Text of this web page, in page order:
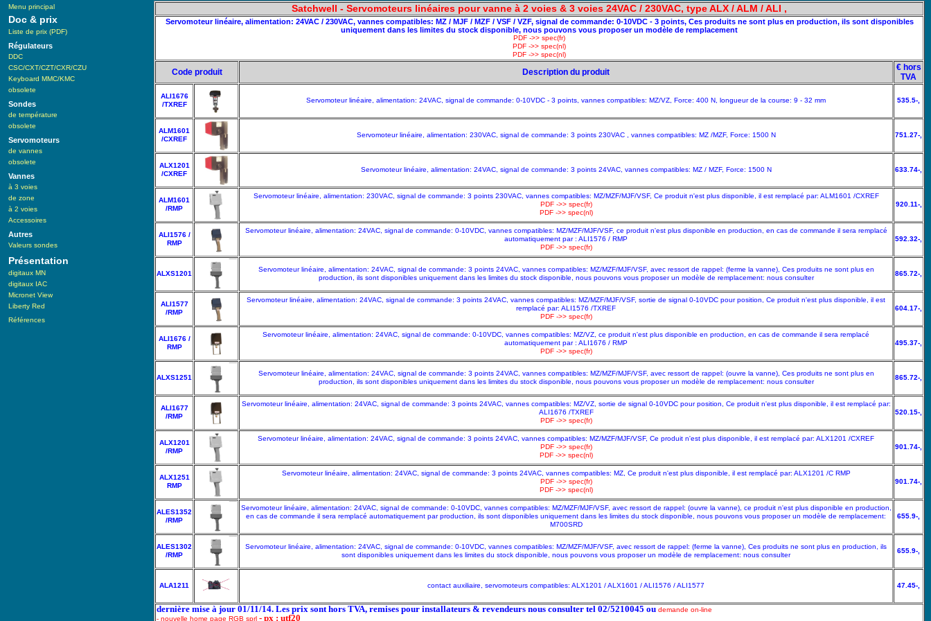
Menu principal
Doc & prix
Liste de prix (PDF)
Régulateurs
DDC
CSC/CXT/CZT/CXR/CZU
Keyboard MMC/KMC
obsolete
Sondes
de température
obsolete
Servomoteurs
de vannes
obsolete
Vannes
à 3 voies
de zone
à 2 voies
Accessoires
Autres
Valeurs sondes
Présentation
digitaux MN
digitaux IAC
Micronet View
Liberty Red
Références
Satchwell - Servomoteurs linéaires pour vanne à 2 voies & 3 voies 24VAC / 230VAC, type ALX / ALM / ALI ,
Servomoteur linéaire, alimentation: 24VAC / 230VAC, vannes compatibles: MZ / MJF / MZF / VSF / VZF, signal de commande: 0-10VDC - 3 points, Ces produits ne sont plus en production, ils sont disponibles
uniquement dans les limites du stock disponible, nous pouvons vous proposer un modèle de remplacement
PDF ->> spec(fr)
PDF ->> spec(nl)
PDF ->> spec(nl)
Code produit Description du produit
€ hors
TVA
ALI1676
/TXREF
Servomoteur linéaire, alimentation: 24VAC, signal de commande: 0-10VDC - 3 points, vannes compatibles: MZ/VZ, Force: 400 N, longueur de la course: 9 - 32 mm 535.5-,
ALM1601
/CXREF
Servomoteur linéaire, alimentation: 230VAC, signal de commande: 3 points 230VAC , vannes compatibles: MZ /MZF, Force: 1500 N 751.27-,
ALX1201
/CXREF
Servomoteur linéaire, alimentation: 24VAC, signal de commande: 3 points 24VAC, vannes compatibles: MZ / MZF, Force: 1500 N 633.74-,
ALM1601
/RMP
Servomoteur linéaire, alimentation: 230VAC, signal de commande: 3 points 230VAC, vannes compatibles: MZ/MZF/MJF/VSF, Ce produit n'est plus disponible, il est remplacé par: ALM1601 /CXREF
PDF ->> spec(fr)
PDF ->> spec(nl)
920.11-,
ALI1576 /
RMP
Servomoteur linéaire, alimentation: 24VAC, signal de commande: 0-10VDC, vannes compatibles: MZ/MZF/MJF/VSF, ce produit n'est plus disponible en production, en cas de commande il sera remplacé
automatiquement par : ALI1576 / RMP
PDF ->> spec(fr)
592.32-,
ALXS1201
Servomoteur linéaire, alimentation: 24VAC, signal de commande: 3 points 24VAC, vannes compatibles: MZ/MZF/MJF/VSF, avec ressort de rappel: (ferme la vanne), Ces produits ne sont plus en
production, ils sont disponibles uniquement dans les limites du stock disponible, nous pouvons vous proposer un modèle de remplacement: nous consulter
865.72-,
ALI1577
/RMP
Servomoteur linéaire, alimentation: 24VAC, signal de commande: 3 points 24VAC, vannes compatibles: MZ/MZF/MJF/VSF, sortie de signal 0-10VDC pour position, Ce produit n'est plus disponible, il est
remplacé par: ALI1576 /TXREF
PDF ->> spec(fr)
604.17-,
ALI1676 /
RMP
Servomoteur linéaire, alimentation: 24VAC, signal de commande: 0-10VDC, vannes compatibles: MZ/VZ, ce produit n'est plus disponible en production, en cas de commande il sera remplacé
automatiquement par : ALI1676 / RMP
PDF ->> spec(fr)
495.37-,
ALXS1251
Servomoteur linéaire, alimentation: 24VAC, signal de commande: 3 points 24VAC, vannes compatibles: MZ/MZF/MJF/VSF, avec ressort de rappel: (ouvre la vanne), Ces produits ne sont plus en
production, ils sont disponibles uniquement dans les limites du stock disponible, nous pouvons vous proposer un modèle de remplacement: nous consulter
865.72-,
ALI1677
/RMP
Servomoteur linéaire, alimentation: 24VAC, signal de commande: 3 points 24VAC, vannes compatibles: MZ/VZ, sortie de signal 0-10VDC pour position, Ce produit n'est plus disponible, il est remplacé par:
ALI1676 /TXREF
PDF ->> spec(fr)
520.15-,
ALX1201
/RMP
Servomoteur linéaire, alimentation: 24VAC, signal de commande: 3 points 24VAC, vannes compatibles: MZ/MZF/MJF/VSF, Ce produit n'est plus disponible, il est remplacé par: ALX1201 /CXREF
PDF ->> spec(fr)
PDF ->> spec(nl)
901.74-,
ALX1251
RMP
Servomoteur linéaire, alimentation: 24VAC, signal de commande: 3 points 24VAC, vannes compatibles: MZ, Ce produit n'est plus disponible, il est remplacé par: ALX1201 /C RMP
PDF ->> spec(fr)
PDF ->> spec(nl)
901.74-,
ALES1352
/RMP
Servomoteur linéaire, alimentation: 24VAC, signal de commande: 0-10VDC, vannes compatibles: MZ/MZF/MJF/VSF, avec ressort de rappel: (ouvre la vanne), ce produit n'est plus disponible en production,
en cas de commande il sera remplacé automatiquement par production, ils sont disponibles uniquement dans les limites du stock disponible, nous pouvons vous proposer un modèle de remplacement:
M700SRD
655.9-,
ALES1302
/RMP
Servomoteur linéaire, alimentation: 24VAC, signal de commande: 0-10VDC, vannes compatibles: MZ/MZF/MJF/VSF, avec ressort de rappel: (ferme la vanne), Ces produits ne sont plus en production, ils
sont disponibles uniquement dans les limites du stock disponible, nous pouvons vous proposer un modèle de remplacement: nous consulter
655.9-,
ALA1211 contact auxiliaire, servomoteurs compatibles: ALX1201 / ALX1601 / ALI1576 / ALI1577 47.45-,
dernière mise à jour 01/11/14. Les prix sont hors TVA, remises pour installateurs & revendeurs nous consulter tel 02/5210045 ou demande on-line
- nouvelle home page RGB sprl - px : utf20